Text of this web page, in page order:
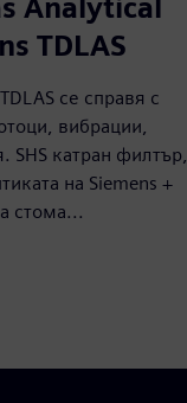
Analytical
TDLAS
се справя с
вибрации,
SHS катран филтър,
на Siemens +
стома...